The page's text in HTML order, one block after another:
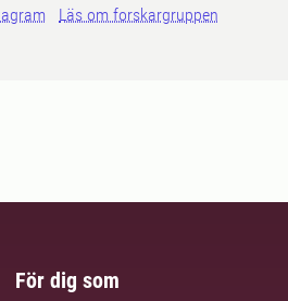
Läs om forskargruppen
För dig som